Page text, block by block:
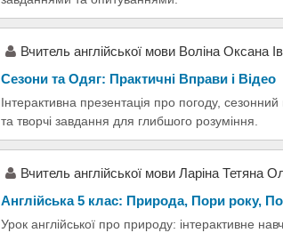
Вчитель англійської мови Воліна Оксана
Сезони та Одяг: Практичні Вправи і Відео
Інтерактивна презентація про погоду,
та творчі завдання для глибшого розуміння.
Вчитель англійської мови Ларіна Тетяна
Англійська 5 клас: Природа, Пори року,
Урок англійської про природу: інтерактивне